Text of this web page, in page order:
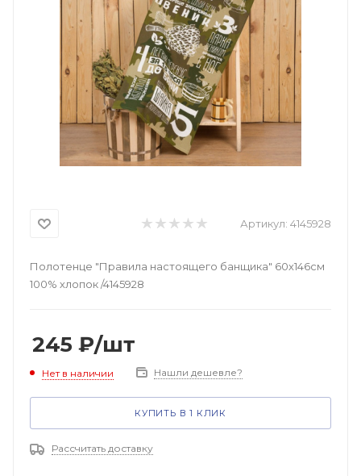
Артикул: 4145928
Полотенце "Правила настоящего банщика" 60х146см
100% хлопок /4145928
245 ₽/шт
Нет в наличии Нашли дешевле?
КУПИТЬ В 1 КЛИК
Рассчитать доставку